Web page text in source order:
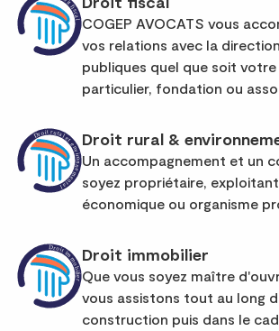
COGEP AVOCATS vous
vos relations avec la
publiques quel que soit
particulier, fondation ou
Droit rural &
Un accompagnement et un
soyez propriétaire,
économique ou organisme
Droit immobilier
Que vous soyez maître
vous assistons tout au long
construction puis dans le